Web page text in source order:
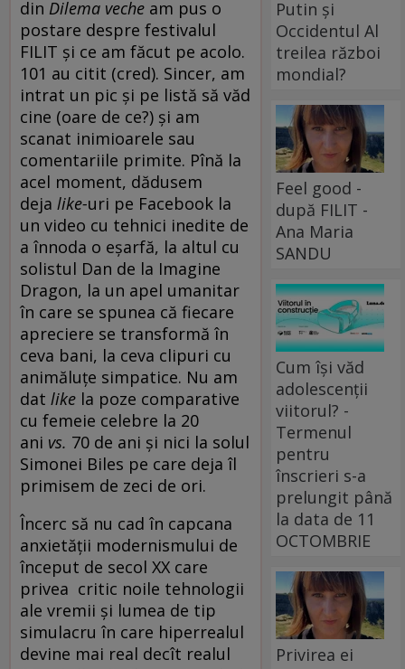
din Dilema veche am pus o
postare despre festivalul
FILIT și ce am făcut pe acolo.
101 au citit (cred). Sincer, am
intrat un pic și pe listă să văd
cine (oare de ce?) și am
scanat inimioarele sau
comentariile primite. Pînă la
acel moment, dădusem
deja like-uri pe Facebook la
un video cu tehnici inedite de
a înnoda o eșarfă, la altul cu
solistul Dan de la Imagine
Dragon, la un apel umanitar
în care se spunea că fiecare
apreciere se transformă în
ceva bani, la ceva clipuri cu
animăluțe simpatice. Nu am
dat like la poze comparative
cu femeie celebre la 20
ani vs. 70 de ani și nici la solul
Simonei Biles pe care deja îl
primisem de zeci de ori.
Încerc să nu cad în capcana
anxietății modernismului de
început de secol XX care
privea critic noile tehnologii
ale vremii și lumea de tip
simulacru în care hiperrealul
devine mai real decît realul
Putin și
Occidentul Al
treilea război
mondial?
Feel good -
după FILIT -
Ana Maria
SANDU
Cum își văd
adolescenții
viitorul? -
Termenul
pentru
înscrieri s-a
prelungit până
la data de 11
OCTOMBRIE
Privirea ei